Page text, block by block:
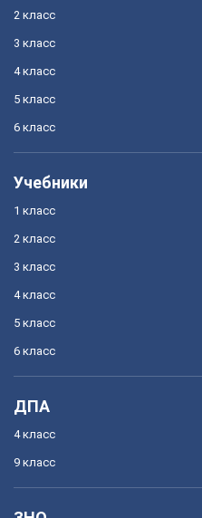
2 класс
3 класс
4 класс
5 класс
6 класс
Учебники
1 класс
2 класс
3 класс
4 класс
5 класс
6 класс
ДПА
4 класс
9 класс